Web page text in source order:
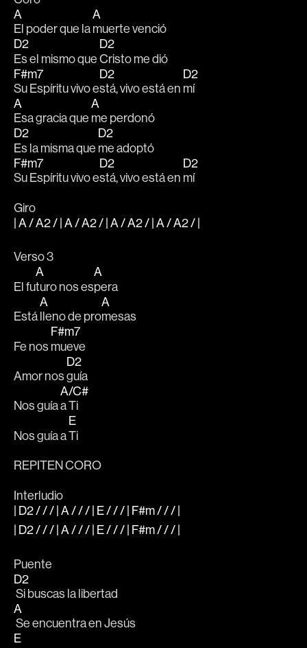
A
El poder que la
A
muerte venció
D2
Es el mismo que
D2
Cristo me dió
F#m7
Su Espíritu vivo e
D2
stá, vivo está en
D2
mí
A
Esa gracia que
A
me perdonó
D2
Es la misma que
D2
me adoptó
F#m7
Su Espíritu vivo e
D2
stá, vivo está en
D2
mí
Giro
| A / A2 / | A / A2 / | A / A2 / | A / A2 / |
Verso 3
El fu
A
turo nos es
A
pera
Está
A
lleno de pro
A
mesas
Fe nos
F#m7
mueve
Amor nos
D2
guía
Nos guía
A/C#
a Ti
Nos guía a
E
Ti
REPITEN CORO
Interludio
| D2 / / / | A / / / | E / / / | F#m / / / |
| D2 / / / | A / / / | E / / / | F#m / / / |
Puente
D2
Si buscas la libertad
A
Se encuentra en Jesús
E